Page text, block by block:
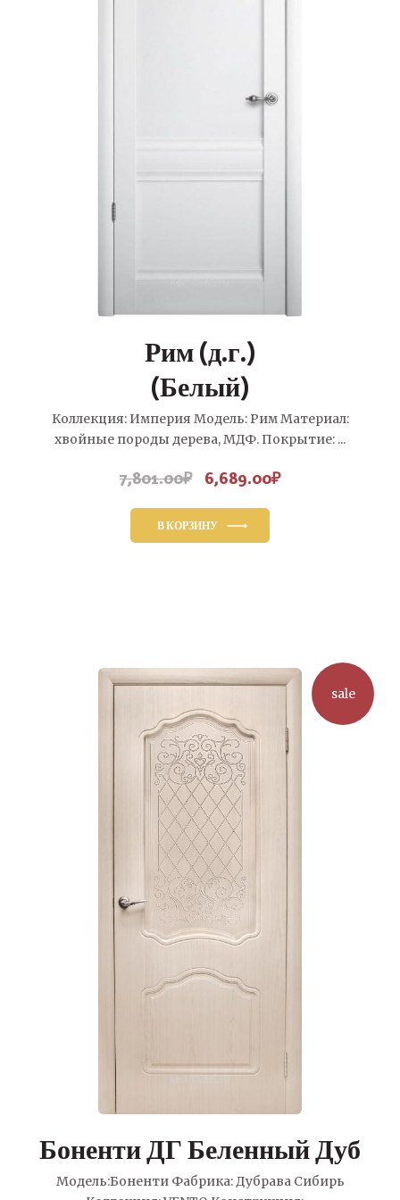
Рим (д.г.)
(Белый)
Коллекция: Империя Модель: Рим Материал:
хвойные породы дерева, МДФ. Покрытие: ...
7,801.00₽
Первоначальная
составляла
6,689.00₽Текущая
В КОРЗИНУ
sale
Боненти ДГ Беленный Дуб
Модель:Боненти Фабрика: Дубрава Сибирь